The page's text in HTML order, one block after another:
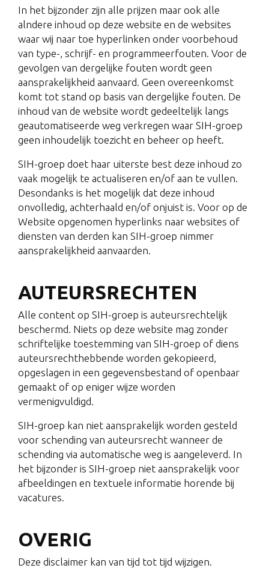
In het bijzonder zijn alle prijzen maar ook alle
alndere inhoud op deze website en de websites
waar wij naar toe hyperlinken onder voorbehoud
van type-, schrijf- en programmeerfouten. Voor de
gevolgen van dergelijke fouten wordt geen
aansprakelijkheid aanvaard. Geen overeenkomst
komt tot stand op basis van dergelijke fouten. De
inhoud van de website wordt gedeeltelijk langs
geautomatiseerde weg verkregen waar SIH-groep
geen inhoudelijk toezicht en beheer op heeft.
SIH-groep doet haar uiterste best deze inhoud zo
vaak mogelijk te actualiseren en/of aan te vullen.
Desondanks is het mogelijk dat deze inhoud
onvolledig, achterhaald en/of onjuist is. Voor op de
Website opgenomen hyperlinks naar websites of
diensten van derden kan SIH-groep nimmer
aansprakelijkheid aanvaarden.
AUTEURSRECHTEN
Alle content op SIH-groep is auteursrechtelijk
beschermd. Niets op deze website mag zonder
schriftelijke toestemming van SIH-groep of diens
auteursrechthebbende worden gekopieerd,
opgeslagen in een gegevensbestand of openbaar
gemaakt of op eniger wijze worden
vermenigvuldigd.
SIH-groep kan niet aansprakelijk worden gesteld
voor schending van auteursrecht wanneer de
schending via automatische weg is aangeleverd. In
het bijzonder is SIH-groep niet aansprakelijk voor
afbeeldingen en textuele informatie horende bij
vacatures.
OVERIG
Deze disclaimer kan van tijd tot tijd wijzigen.